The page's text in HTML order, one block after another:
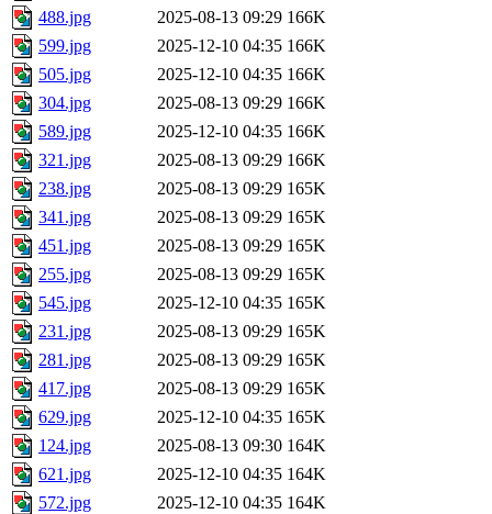
488.jpg
2025-08-13 09:29 166K
599.jpg
2025-12-10 04:35 166K
505.jpg
2025-12-10 04:35 166K
304.jpg
2025-08-13 09:29 166K
589.jpg
2025-12-10 04:35 166K
321.jpg
2025-08-13 09:29 166K
238.jpg
2025-08-13 09:29 165K
341.jpg
2025-08-13 09:29 165K
451.jpg
2025-08-13 09:29 165K
255.jpg
2025-08-13 09:29 165K
545.jpg
2025-12-10 04:35 165K
231.jpg
2025-08-13 09:29 165K
281.jpg
2025-08-13 09:29 165K
417.jpg
2025-08-13 09:29 165K
629.jpg
2025-12-10 04:35 165K
124.jpg
2025-08-13 09:30 164K
621.jpg
2025-12-10 04:35 164K
572.jpg
2025-12-10 04:35 164K